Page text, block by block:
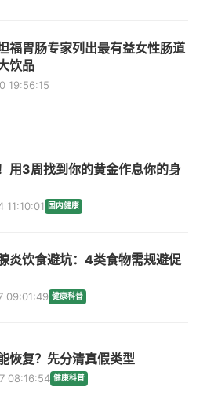
福胃肠专家列出最有益女性肠道
饮品
19:56:15
用3周找到你的黄金作息你的身
11:10:01 国内健康
炎饮食避坑：4类食物需规避促
09:01:49 健康科普
恢复？先分清真假类型
08:16:54 健康科普